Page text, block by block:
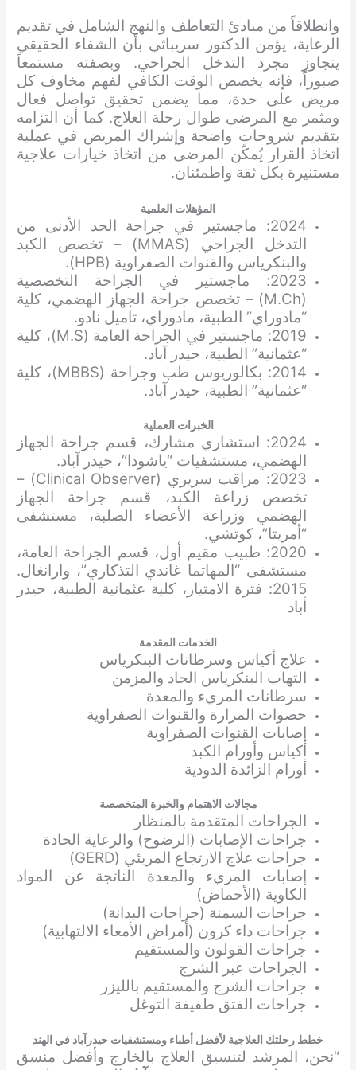
وانطلاقاً من مبادئ التعاطف والنهج الشامل في تقديم
الرعاية، يؤمن الدكتور سريباثي بأن الشفاء الحقيقي
يتجاوز مجرد التدخل الجراحي. وبصفته مستمعاً
صبوراً، فإنه يخصص الوقت الكافي لفهم مخاوف كل
مريض على حدة، مما يضمن تحقيق تواصل فعال
ومثمر مع المرضى طوال رحلة العلاج. كما أن التزامه
بتقديم شروحات واضحة وإشراك المريض في عملية
اتخاذ القرار يُمكّن المرضى من اتخاذ خيارات علاجية
مستنيرة بكل ثقة واطمئنان.
المؤهلات العلمية
2024: ماجستير في جراحة الحد الأدنى من
التدخل الجراحي (MMAS) – تخصص الكبد
والبنكرياس والقنوات الصفراوية (HPB).
2023: ماجستير في الجراحة التخصصية
(M.Ch) – تخصص جراحة الجهاز الهضمي، كلية
“مادوراي” الطبية، مادوراي، تاميل نادو.
2019: ماجستير في الجراحة العامة (M.S)، كلية
“عثمانية” الطبية، حيدر آباد.
2014: بكالوريوس طب وجراحة (MBBS)، كلية
“عثمانية” الطبية، حيدر آباد.
الخبرات العملية
2024: استشاري مشارك، قسم جراحة الجهاز
الهضمي، مستشفيات “ياشودا”، حيدر آباد.
2023: مراقب سريري (Clinical Observer) –
تخصص زراعة الكبد، قسم جراحة الجهاز
الهضمي وزراعة الأعضاء الصلبة، مستشفى
“أمريتا”، كوتشي.
2020: طبيب مقيم أول، قسم الجراحة العامة،
مستشفى “المهاتما غاندي التذكاري”، وارانغال.
2015: فترة الامتياز، كلية عثمانية الطبية، حيدر
أباد
الخدمات المقدمة
علاج أكياس وسرطانات البنكرياس
التهاب البنكرياس الحاد والمزمن
سرطانات المريء والمعدة
حصوات المرارة والقنوات الصفراوية
إصابات القنوات الصفراوية
أكياس وأورام الكبد
أورام الزائدة الدودية
مجالات الاهتمام والخبرة المتخصصة
الجراحات المتقدمة بالمنظار
جراحات الإصابات (الرضوح) والرعاية الحادة
جراحات علاج الارتجاع المريئي (GERD)
إصابات المريء والمعدة الناتجة عن المواد
الكاوية (الأحماض)
جراحات السمنة (جراحات البدانة)
جراحات داء كرون (أمراض الأمعاء الالتهابية)
جراحات القولون والمستقيم
الجراحات عبر الشرج
جراحات الشرج والمستقيم بالليزر
جراحات الفتق طفيفة التوغل
خطط رحلتك العلاجية لأفضل أطباء ومستشفيات حيدرآباد في الهند
“نحن، المرشد لتنسيق العلاج بالخارج وأفضل منسق